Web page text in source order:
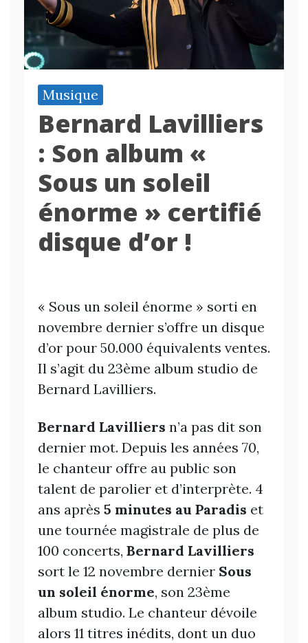
Musique
Bernard Lavilliers
: Son album «
Sous un soleil
énorme » certifié
disque d’or !
« Sous un soleil énorme » sorti en
novembre dernier s’offre un disque
d’or pour 50.000 équivalents ventes.
Il s’agit du 23ème album studio de
Bernard Lavilliers.
Bernard Lavilliers n’a pas dit son
dernier mot. Depuis les années 70,
le chanteur offre au public son
talent de parolier et d’interprète. 4
ans après 5 minutes au Paradis et
une tournée magistrale de plus de
100 concerts, Bernard Lavilliers
sort le 12 novembre dernier Sous
un soleil énorme, son 23ème
album studio. Le chanteur dévoile
alors 11 titres inédits, dont un duo